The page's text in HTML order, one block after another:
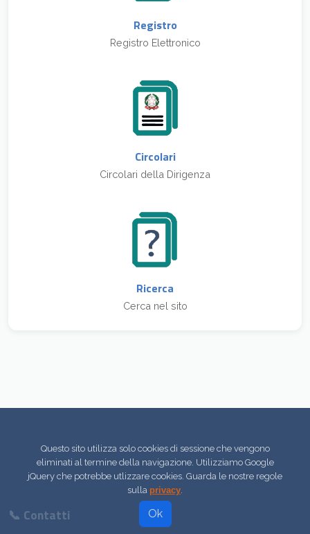
Registro
Registro Elettronico
Circolari
Circolari della Dirigenza
Ricerca
Cerca nel sito
📞 Contatti
Questo sito utilizza solo cookies di sessione che vengono
eliminati al termine della navigazione. Utilizziamo Google
jQuery che potrebbe utlizzare cookies. Guarda le nostre regole
sulla privacy.